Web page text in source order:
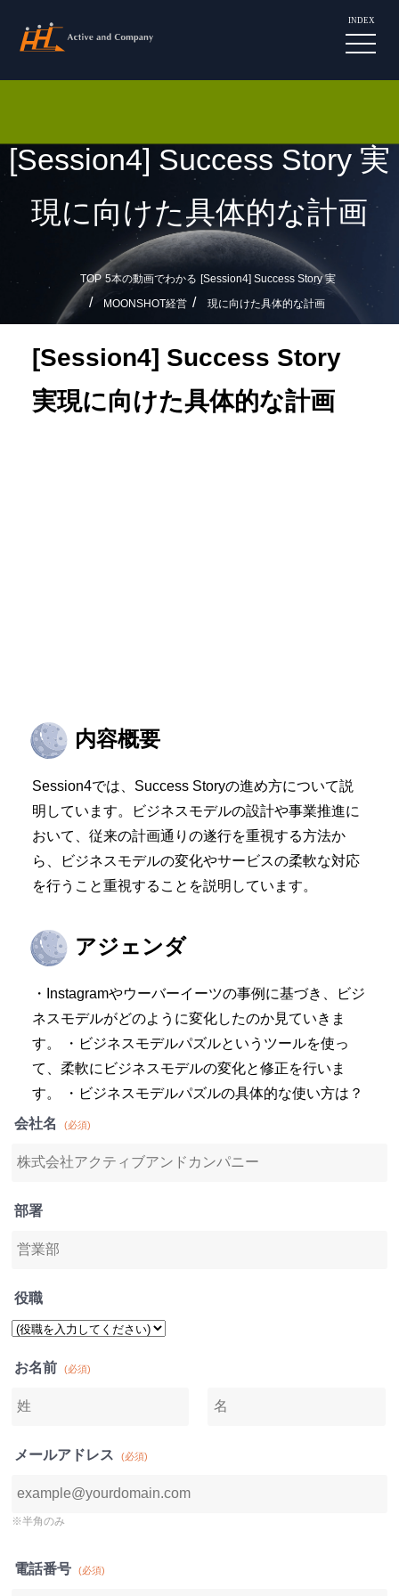
INDEX
[Session4] Success Story 実
現に向けた具体的な計画
TOP 5本の動画でわかる
MOONSHOT経営
[Session4] Success Story 実
現に向けた具体的な計画
[Session4] Success Story
実現に向けた具体的な計画
内容概要
Session4では、Success Storyの進め方について説
明しています。ビジネスモデルの設計や事業推進に
おいて、従来の計画通りの遂行を重視する方法か
ら、ビジネスモデルの変化やサービスの柔軟な対応
を行うこと重視することを説明しています。
アジェンダ
・Instagramやウーバーイーツの事例に基づき、ビジ
ネスモデルがどのように変化したのか見ていきま
す。 ・ビジネスモデルパズルというツールを使っ
て、柔軟にビジネスモデルの変化と修正を行いま
す。 ・ビジネスモデルパズルの具体的な使い方は？